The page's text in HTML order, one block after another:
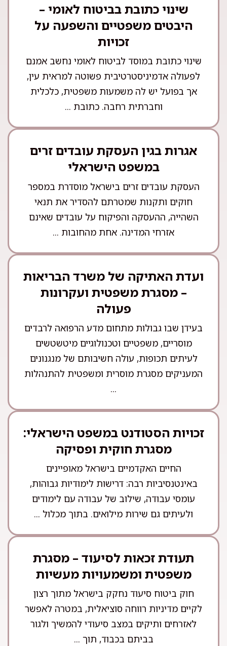
שינוי כתובת בביטוח לאומי –
היבטים משפטיים והשפעה על
זכויות
שינוי כתובת במוסד לביטוח לאומי נחשב אמנם
לפעולה אדמיניסטרטיבית פשוטה למראית עין,
אך בפועל יש לה משמעות משפטית, כלכלית
וחברתית רחבה. כתובת ...
אגרות בגין העסקת עובדים זרים
במשפט הישראלי
העסקת עובדים זרים בישראל מוסדרת במספר
חוקים ותקנות שמטרתם להסדיר את תנאי
השהייה, ההעסקה והפיקוח על עובדים שאינם
אזרחי המדינה. אחת מהחובות ...
ועדת האתיקה של משרד הבריאות
– מסגרת משפטית ועקרונות
פעולה
בעידן שבו גבולות מתחום מדע הרפואה לרבדים
מוסריים, משפטיים וטכנולוגיים מיטשטשים
לעיתים תכופות, עולה חשיבותם של מנגנונים
המעניקים מסגרת מוסרית ומשפטית להתנהלות
...
זכויות הסטודנט במשפט הישראלי:
מסגרת חוקית ופסיקה
החיים האקדמיים בישראל מאופיינים
באינטנסיביות רבה: דרישות לימודיות גבוהות,
עומסי עבודה, שילוב של עבודה עם לימודים
ולעיתים גם שירות מילואים. בתוך מכלול ...
תעודת זכאות לסיעוד – מסגרת
משפטית ומשמעויות מעשיות
חוק ביטוח סיעוד נחקק בישראל מתוך רצון
לקיים מדיניות רווחה סוציאלית, במטרה לאפשר
לאזרחים ותיקים במצב סיעודי להמשיך ולגור
בביתם בכבוד, תוך ...